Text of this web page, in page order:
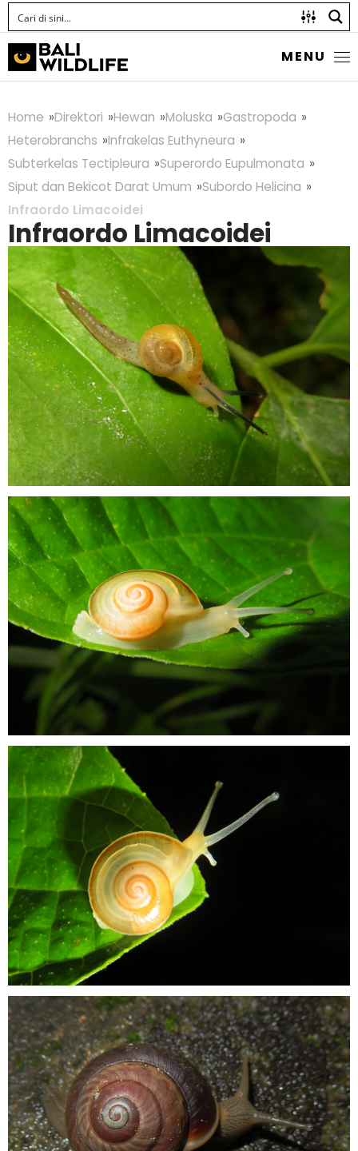
MENU
Home Direktori Hewan Moluska
Gastropoda
Heterobranchs
Infrakelas Euthyneura
Subterkelas Tectipleura
Superordo Eupulmonata
Siput dan Bekicot Darat Umum
Subordo Helicina
Infraordo Limacoidei
Infraordo Limacoidei